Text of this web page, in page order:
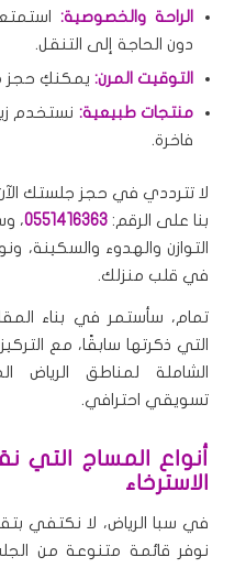
الراحة والخصوصية:
دون الحاجة إلى التنقل.
التوقيت المرن:يمكنكِ حجز
منتجات طبيعية:
فاخرة.
لا تترددي في حجز جلستك
بنا على الرقم:0551416363،
التوازن والهدوء والسكينة،
في قلب منزلك.
تمام، سأستمر في بناء
التي ذكرتها سابقًا، مع
الشاملة لمناطق الرياض
تسويقي احترافي.
أنواع المساج التي
الاسترخاء
في سبا الرياض، لا نكتفي
نوفر قائمة متنوعة من